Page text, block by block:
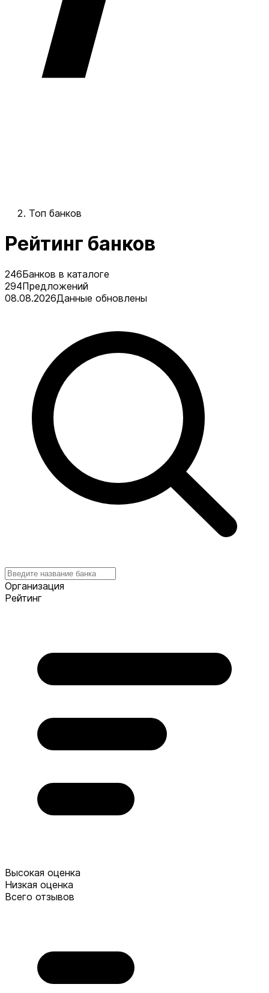
Топ банков
Рейтинг банков
246Банков в каталоге
294Предложений
08.08.2026Данные обновлены
Организация
Рейтинг
Высокая оценка
Низкая оценка
Всего отзывов